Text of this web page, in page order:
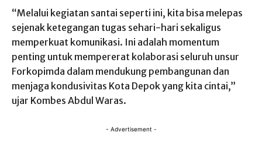
“Melalui kegiatan santai seperti ini, kita bisa melepas
sejenak ketegangan tugas sehari-hari sekaligus
memperkuat komunikasi. Ini adalah momentum
penting untuk mempererat kolaborasi seluruh unsur
Forkopimda dalam mendukung pembangunan dan
menjaga kondusivitas Kota Depok yang kita cintai,”
ujar Kombes Abdul Waras.
- Advertisement -